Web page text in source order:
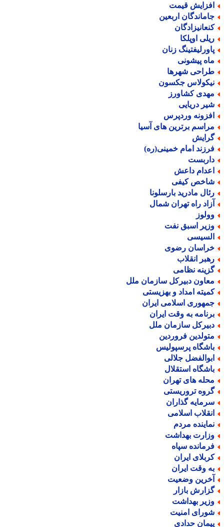
قیمت
اربعین
اوپلکا
زنان
پیشونی
شهرها
جکسون
کشاورز
دریایی
وردپرس
برترین های آسیا
امام خمینی(ره)
داعش
کیفی
مادرید بارسلونا
راه تهران شمال
اسبق نفت
رضوی
انقلاب
نظامی
دبیرکل سازمان ملل
امداد و بهزیستی
اسلامی ایران
به وقت ایران
سازمان ملل
فروردین
پرسپولیس
جلالی
استقلال
های تهران
تروریستی
گذاران
اسلامی
مردم
بهداشت
سپاه
ایران
وقت ایران
وضعیت
بازار
بهداشت
امنیت
حدادی